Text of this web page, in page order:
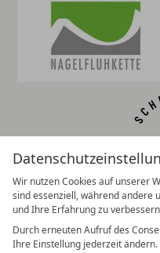
Wir nutzen Cookies auf unserer
sind essenziell, während andere
und Ihre Erfahrung zu
Durch erneuten Aufruf des
Ihre Einstellung jederzeit